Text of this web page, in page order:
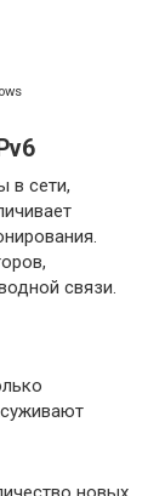
в сети,
связи.